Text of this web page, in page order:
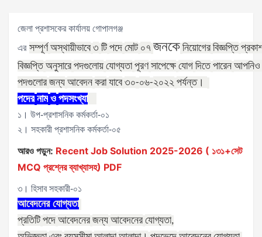
জেলা প্রশাসকের কার্যালয় গোপালগঞ্জ
এর সম্পূর্ণ অস্থায়ীভাবে ৩ টি পদে মোট ০৭ জনকে নিয়োগের বিজ্ঞপ্তি
বিজ্ঞপ্তি অনুসারে পদগুলোয় যোগ্যতা পূরণ সাপেক্ষে যোগ দিতে পারেন
পদগুলোর জন্য আবেদন করা যাবে ৩০-০৬-২০২২ পর্যন্ত।
পদের নাম ও পদসংখ্যা
১। উপ-প্রশাসনিক কর্মকর্তা-০১
২। সহকারী প্রশাসনিক কর্মকর্তা-০৫
আরও পড়ুন: Recent Job Solution 2025-2026 ( ১৩১+সেট
MCQ প্রশ্নের ব্যাখ্যাসহ) PDF
৩। হিসাব সহকারী-০১
আবেদনের যোগ্যতা
প্রতিটি পদে আবেদনের জন্য আবেদনের যোগ্যতা,